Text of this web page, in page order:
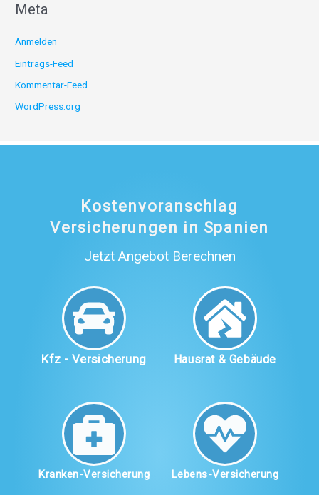
Meta
Anmelden
Eintrags-Feed
Kommentar-Feed
WordPress.org
Kostenvoranschlag
Versicherungen in Spanien
Jetzt Angebot Berechnen
Kfz - Versicherung Hausrat & Gebäude
Kranken-Versicherung Lebens-Versicherung